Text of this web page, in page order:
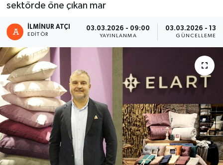
sektörde öne çıkan mar
İLMINUR ATÇI
EDITÖR
03.03.2026 - 09:00
YAYINLANMA
03.03.2026 -
GÜNCELLEME